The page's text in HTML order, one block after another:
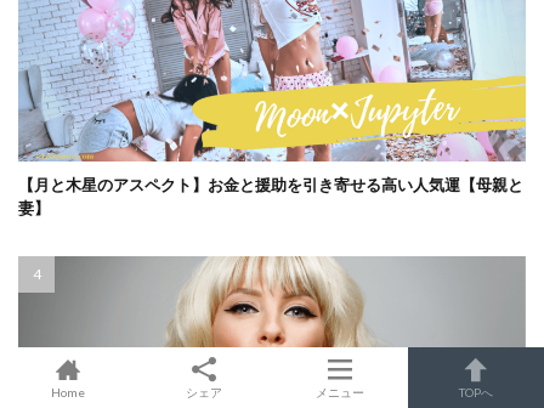
【月と木星のアスペクト】お金と援助を引き寄せる高い人気運【母親と
妻】
Home シェア メニュー TOPへ